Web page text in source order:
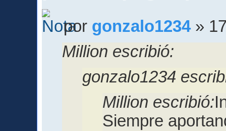
por gonzalo1234»
Million escribió:
gonzalo1234
Million escribió:
Siempre